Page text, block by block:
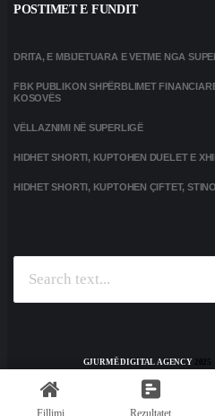
POSTIMET E FUNDIT
DRITA, E MBIJETUARA E VETME NGA
FBK PUBLIKON SHPËRBLIMET
KOSOVËS
VËLLAZNIMI NË SUPERLIGË
HIDHET SHORTI, KUPTOHEN DUELET E
HIDHET SHORTI, KUPTOHEN ÇIFTET,
GJURMË DIGITAL AGENCY2025
Fillimi Rezultatet